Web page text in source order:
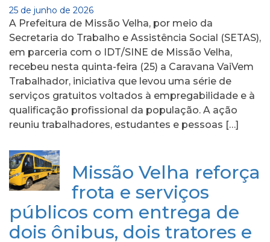
25 de junho de 2026
A Prefeitura de Missão Velha, por meio da
Secretaria do Trabalho e Assistência Social (SETAS),
em parceria com o IDT/SINE de Missão Velha,
recebeu nesta quinta-feira (25) a Caravana VaiVem
Trabalhador, iniciativa que levou uma série de
serviços gratuitos voltados à empregabilidade e à
qualificação profissional da população. A ação
reuniu trabalhadores, estudantes e pessoas […]
Missão Velha reforça
frota e serviços
públicos com entrega de
dois ônibus, dois tratores e